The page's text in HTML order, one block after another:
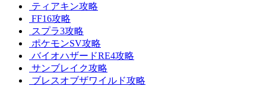
ティアキン攻略
FF16攻略
スプラ3攻略
ポケモンSV攻略
バイオハザードRE4攻略
サンブレイク攻略
ブレスオブザワイルド攻略